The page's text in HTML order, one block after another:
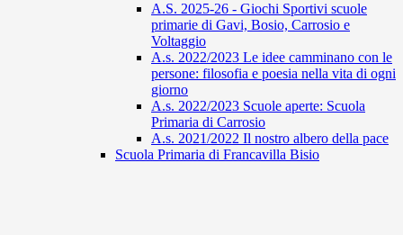
A.S. 2025-26 - Giochi Sportivi scuole
primarie di Gavi, Bosio, Carrosio e
Voltaggio
A.s. 2022/2023 Le idee camminano con le
persone: filosofia e poesia nella vita di ogni
giorno
A.s. 2022/2023 Scuole aperte: Scuola
Primaria di Carrosio
A.s. 2021/2022 Il nostro albero della pace
Scuola Primaria di Francavilla Bisio